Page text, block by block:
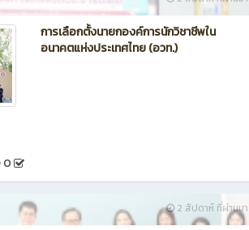
การเลือกตั้งนายกองค์การนักวิชาชีพใน
อนาคตแห่งประเทศไทย (อวท.)
0
2 สัปดาห์ ที่ผ่านมา